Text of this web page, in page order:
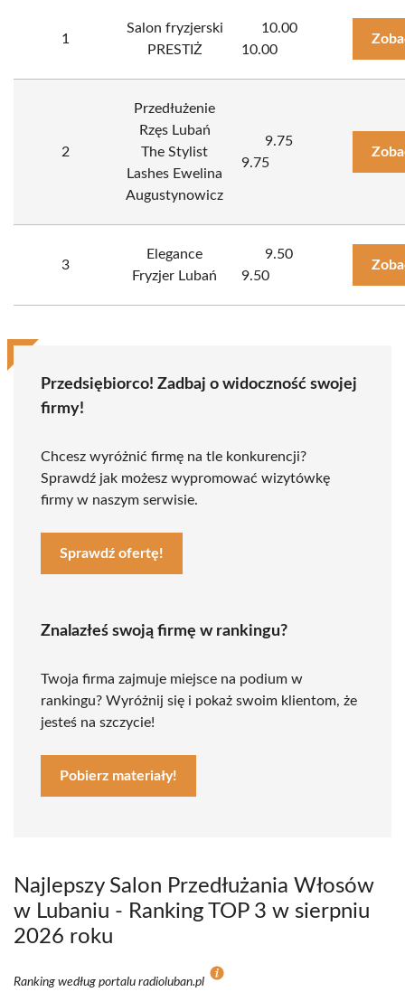
1
Salon fryzjerski
PRESTIŻ
10.00
10.00
2
Przedłużenie
Rzęs Lubań
The Stylist
Lashes Ewelina
Augustynowicz
9.75
9.75
3
Elegance
Fryzjer Lubań
9.50
9.50
Przedsiębiorco! Zadbaj o widoczność swojej
firmy!
Chcesz wyróżnić firmę na tle konkurencji?
Sprawdź jak możesz wypromować wizytówkę
firmy w naszym serwisie.
Sprawdź ofertę!
Znalazłeś swoją firmę w rankingu?
Twoja firma zajmuje miejsce na podium w
rankingu? Wyróżnij się i pokaż swoim klientom, że
jesteś na szczycie!
Pobierz materiały!
Najlepszy Salon Przedłużania Włosów
w Lubaniu - Ranking TOP 3 w sierpniu
2026 roku
Ranking według portalu radioluban.pl